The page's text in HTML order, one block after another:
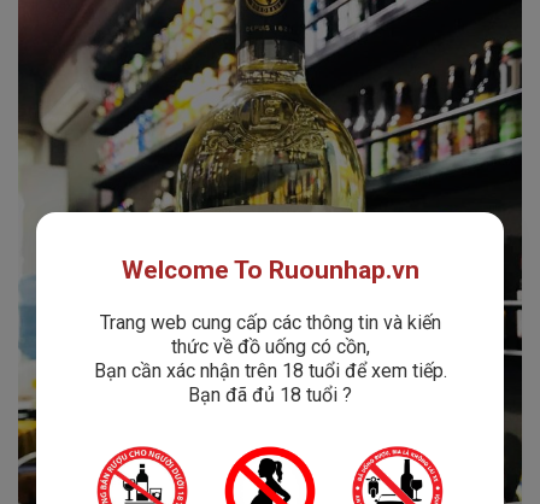
Welcome To Ruounhap.vn
Trang web cung cấp các thông tin và kiến
thức về đồ uống có cồn,
Bạn cần xác nhận trên 18 tuổi để xem tiếp.
Bạn đã đủ 18 tuổi ?